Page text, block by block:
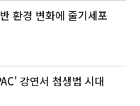
환경 변화에 줄기세포
강연서 첨생법 시대